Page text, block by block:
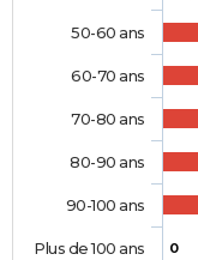
0
50-60 ans
60-70 ans
70-80 ans
80-90 ans
90-100 ans
Plus de 100 ans